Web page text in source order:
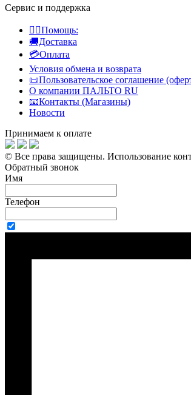
Сервис и поддержка
👍🏻Помощь:
🚚Доставка
💳Оплата
Условия обмена и возврата
📜Пользовательское соглашение
О компании ПАЛЬТО RU
📧Контакты (Магазины)
Новости
Принимаем к оплате
© Все права защищены. Использование
Обратный звонок
Имя
Телефон